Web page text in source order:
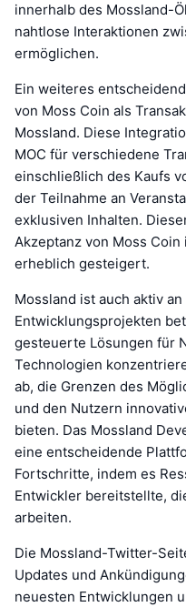
innerhalb des Mossland-
nahtlose Interaktionen
ermöglichen.
Ein weiteres
von Moss Coin als
Mossland. Diese
MOC für verschiedene
einschließlich des Kaufs
der Teilnahme an
exklusiven Inhalten.
Akzeptanz von Moss
erheblich gesteigert.
Mossland ist auch aktiv
Entwicklungsprojekten
gesteuerte Lösungen für
Technologien
ab, die Grenzen des
und den Nutzern
bieten. Das Mossland
eine entscheidende
Fortschritte, indem es
Entwickler bereitstellte,
arbeiten.
Die Mossland-Twitter-
Updates und
neuesten Entwicklungen